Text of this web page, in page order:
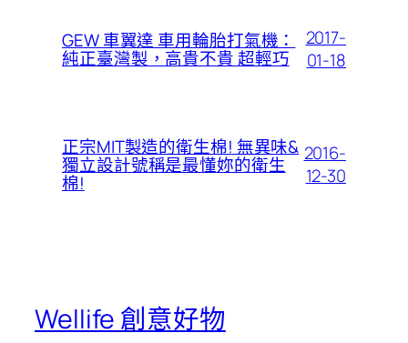
GEW 車翼達 車用輪胎打氣機：
純正臺灣製，高貴不貴 超輕巧
2017-
01-18
正宗MIT製造的衛生棉! 無異味&
獨立設計號稱是最懂妳的衛生
棉!
2016-
12-30
Wellife 創意好物